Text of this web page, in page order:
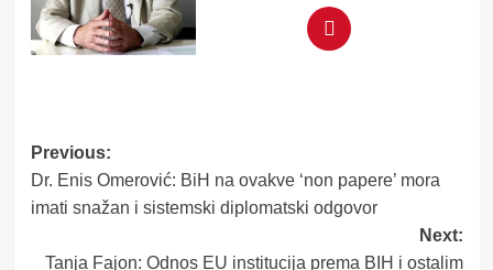
Post
navigation
Previous:
Dr. Enis Omerović: BiH na ovakve ‘non papere’ mora
imati snažan i sistemski diplomatski odgovor
Next:
Tanja Fajon: Odnos EU institucija prema BIH i ostalim